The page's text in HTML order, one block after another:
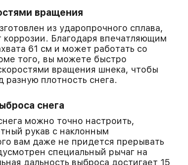
вращения
из ударопрочного сплава,
Благодаря впечатляющим
61 см и может работать со
того, вы можете быстро
вращения шнека, чтобы
плотность снега.
снега
можно точно настроить,
рукав с наклонным
вам даже не придется прерывать
специальный рычаг на
дальность выброса достигает 15